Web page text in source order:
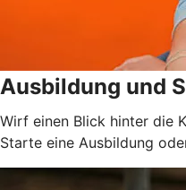
Ausbildung und
Wirf einen Blick hinter die
Starte eine Ausbildung